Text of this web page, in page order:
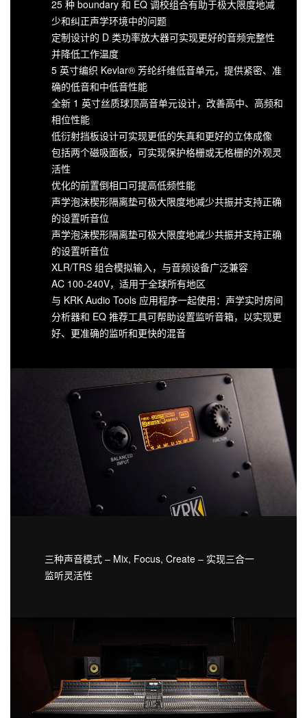
25 种 boundary 和 EQ 调校组合有助于极大限度地减
少和纠正声学环境中的问题
定制设计的 D 类功率放大器可实现更好的音频完整性
并降低工作温度
5 英寸编织 Kevlar® 芳纶纤维低音单元，提供紧密、准
确的低音和中低音性能
全新 1 英寸丝质球顶高音单元设计，改善高中、高频和
相位性能
低衍射挡板设计可实现更低的失真和更好的立体成像
包括两个磁吸面板，可实现保护格栅或无格栅的外观灵
活性
优化的前置倒相口可提高低频性能
声学泡沫楔形隔离垫可极大限度地减少共振并支持正确
的设置听音位
声学泡沫楔形隔离垫可极大限度地减少共振并支持正确
的设置听音位
XLR/TRS 组合模拟输入，与音频设备广泛兼容
AC 100-240V，适用于全球所有地区
与 KRK Audio Tools 应用程序一起使用：声学实时房间
分析器和 EQ 推荐工具可帮助设置监听音箱，以实现更
好、更准确的监听和更快的混音
三种声音模式 – Mix, Focus, Create – 实现三合一
监听灵活性